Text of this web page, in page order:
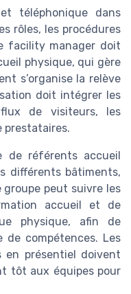
téléphonique dans
rôles, les procédures
facility manager doit
physique, qui gère
s’organise la relève
doit intégrer les
de visiteurs, les
prestataires.
de référents accueil
différents bâtiments,
peut suivre les
accueil et de
physique, afin de
de compétences. Les
en présentiel doivent
tôt aux équipes pour